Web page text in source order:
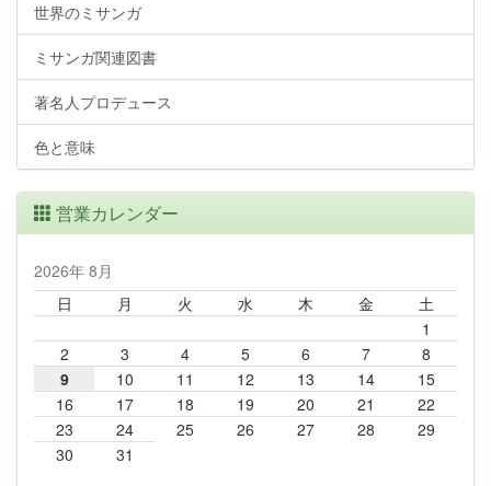
世界のミサンガ
ミサンガ関連図書
著名人プロデュース
色と意味
営業カレンダー
2026年 8月
日
月 火 水 木 金
土
1
2
3 4 5 6 7
8
9
10 11 12 13 14
15
16
17 18 19 20 21
22
23
24 25 26 27 28
29
30
31